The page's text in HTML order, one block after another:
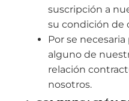
suscripción a
su condición de
Por se
alguno de
relación
nosotros.